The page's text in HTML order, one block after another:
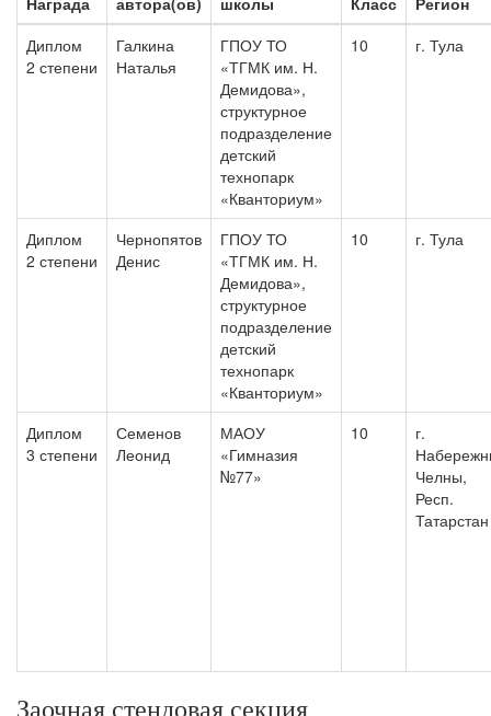
Диплом
2 степени
Галкина
Наталья
ГПОУ ТО
«ТГМК им. Н.
Демидова»,
структурное
подразделение
детский
технопарк
«Кванториум»
10 г. Тула
Диплом
2 степени
Чернопятов
Денис
ГПОУ ТО
«ТГМК им. Н.
Демидова»,
структурное
подразделение
детский
технопарк
«Кванториум»
10 г. Тула
Диплом
3 степени
Семенов
Леонид
МАОУ
«Гимназия
№77»
10
г.
Челны,
Респ.
Татарстан
Заочная стендовая секция